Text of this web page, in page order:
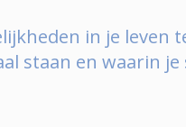
in je leven
staan en waarin